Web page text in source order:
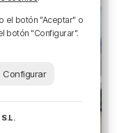
el botón "Aceptar" o
botón "Configurar".
Configurar